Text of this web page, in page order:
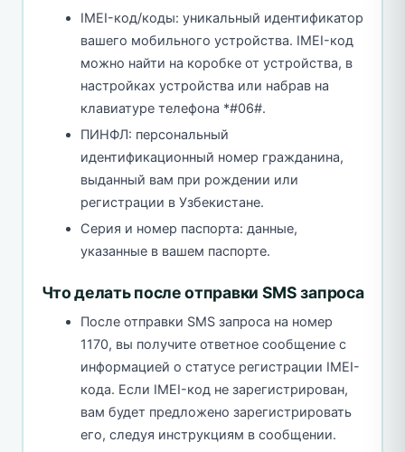
IMEI-код/коды: уникальный идентификатор
вашего мобильного устройства. IMEI-код
можно найти на коробке от устройства, в
настройках устройства или набрав на
клавиатуре телефона *#06#.
ПИНФЛ: персональный
идентификационный номер гражданина,
выданный вам при рождении или
регистрации в Узбекистане.
Серия и номер паспорта: данные,
указанные в вашем паспорте.
Что делать после отправки SMS запроса
После отправки SMS запроса на номер
1170, вы получите ответное сообщение с
информацией о статусе регистрации IMEI-
кода. Если IMEI-код не зарегистрирован,
вам будет предложено зарегистрировать
его, следуя инструкциям в сообщении.